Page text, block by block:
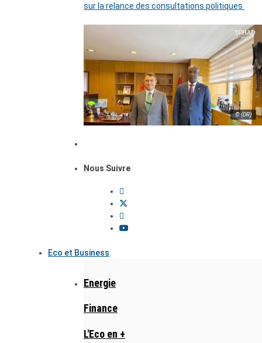
sur la relance des consultations politiques
© (DR)
Nous Suivre
Eco et Business
Energie
Finance
L'Eco en +